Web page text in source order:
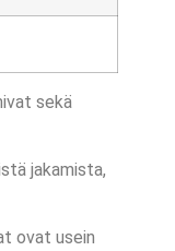
sekä
jakamista,
ovat usein